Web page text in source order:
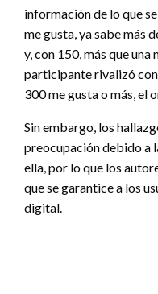
información de lo que
me gusta, ya sabe más
y, con 150, más que una
participante rivalizó con
300 me gusta o más, el
Sin embargo, los
preocupación debido a
ella, por lo que los
que se garantice a los
digital.